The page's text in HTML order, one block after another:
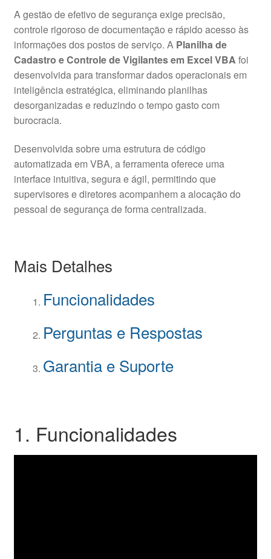
A gestão de efetivo de segurança exige precisão,
controle rigoroso de documentação e rápido acesso às
informações dos postos de serviço. A Planilha de
Cadastro e Controle de Vigilantes em Excel VBA foi
desenvolvida para transformar dados operacionais em
inteligência estratégica, eliminando planilhas
desorganizadas e reduzindo o tempo gasto com
burocracia.
Desenvolvida sobre uma estrutura de código
automatizada em VBA, a ferramenta oferece uma
interface intuitiva, segura e ágil, permitindo que
supervisores e diretores acompanhem a alocação do
pessoal de segurança de forma centralizada.
Mais Detalhes
Funcionalidades
Perguntas e Respostas
Garantia e Suporte
1. Funcionalidades